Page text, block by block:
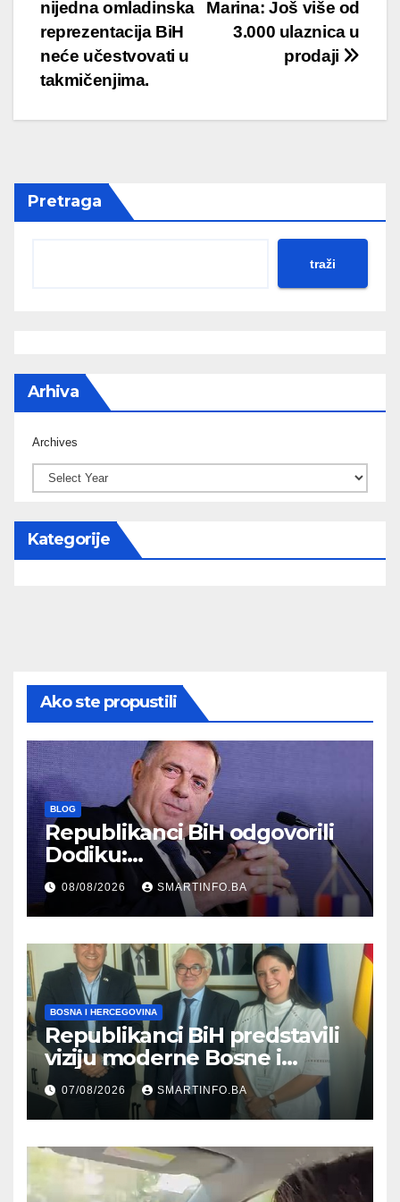
navigation
Marina: Još više od
3.000 ulaznica u
prodaji
nijedna omladinska
reprezentacija BiH
neće učestvovati u
takmičenjima.
Pretraga
traži
Arhiva
Archives
Kategorije
Ako ste propustili
BLOG
Republikanci BiH odgovorili
Dodiku:
Bosanskohercegovačka
kultura postoji i pripada svim
građanima
08/08/2026 SMARTINFO.BA
BOSNA I HERCEGOVINA
Republikanci BiH predstavili
viziju moderne Bosne i
Hercegovine ambasadoru
Njemačke
07/08/2026 SMARTINFO.BA